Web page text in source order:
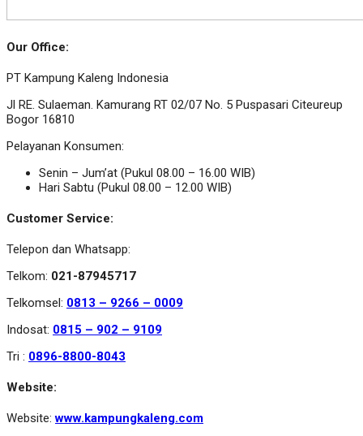
Our Office:
PT Kampung Kaleng Indonesia
Jl RE. Sulaeman. Kamurang RT 02/07 No. 5 Puspasari Citeureup
Bogor 16810
Pelayanan Konsumen:
Senin – Jum’at (Pukul 08.00 – 16.00 WIB)
Hari Sabtu (Pukul 08.00 – 12.00 WIB)
Customer Service:
Telepon dan Whatsapp:
Telkom: 021-87945717
Telkomsel: 0813 – 9266 – 0009
Indosat: 0815 – 902 – 9109
Tri : 0896-8800-8043
Website:
Website:www.kampungkaleng.com